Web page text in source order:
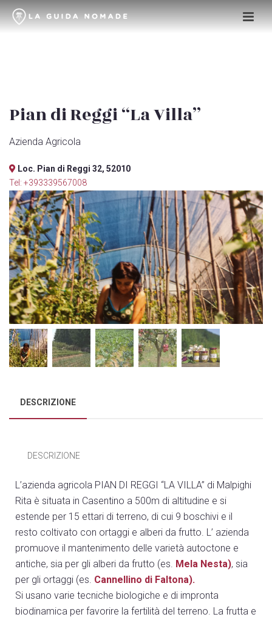
Pian di Reggi “La Villa”
Azienda Agricola
Loc. Pian di Reggi 32, 52010
Tel: +393339567008
DESCRIZIONE
DESCRIZIONE
L’azienda agricola PIAN DI REGGI “LA VILLA” di Malpighi
Rita è situata in Casentino a 500m di altitudine e si
estende per 15 ettari di terreno, di cui 9 boschivi e il
resto coltivato con ortaggi e alberi da frutto. L’ azienda
promuove il mantenimento delle varietà autoctone e
antiche, sia per gli alberi da frutto (es. Mela Nesta), sia
per gli ortaggi (es. Cannellino di Faltona).
Si usano varie tecniche biologiche e di impronta
biodinamica per favorire la fertilità del terreno. La frutta e